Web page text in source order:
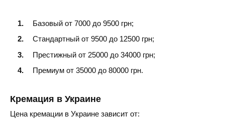
Глухов
Шостка
Лебедин
Тростянец
Базовый от 7000 до 9500 грн;
Стандартный от 9500 до 12500 грн;
Престижный от 25000 до 34000 грн;
Премиум от 35000 до 80000 грн.
Кремация в Украине
Цена кремации в Украине зависит от: